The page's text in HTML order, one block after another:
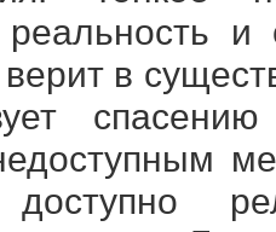
реальность
в